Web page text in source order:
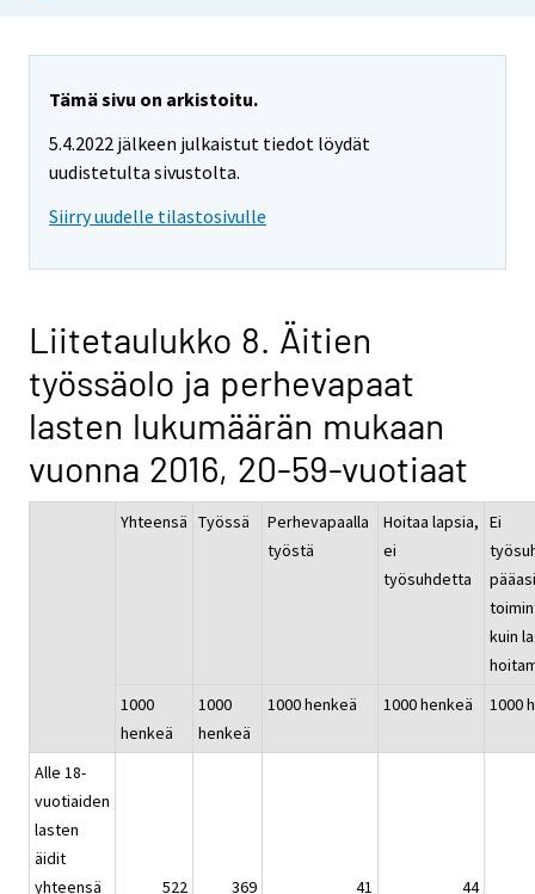
Tämä sivu on arkistoitu.
5.4.2022 jälkeen julkaistut tiedot löydät
uudistetulta sivustolta.
Siirry uudelle tilastosivulle
Liitetaulukko 8. Äitien
työssäolo ja perhevapaat
lasten lukumäärän mukaan
vuonna 2016, 20-59-vuotiaat
Yhteensä Työssä
Perhevapaalla
työstä
Hoitaa lapsia,
ei
työsuhdetta
Ei
kuin
1000
henkeä
1000
henkeä
1000 henkeä 1000 henkeä 1000
Alle 18-
vuotiaiden
lasten
äidit
yhteensä
522 369 41
44